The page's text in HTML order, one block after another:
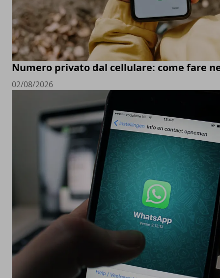
Numero privato dal cellulare: come fare
02/08/2026